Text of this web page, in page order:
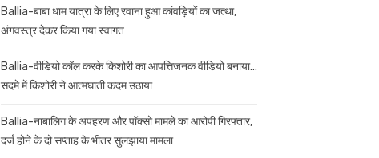
Ballia-बाबा धाम यात्रा के लिए रवाना हुआ कांवड़ियों का जत्था,
अंगवस्त्र देकर किया गया स्वागत
Ballia-वीडियो कॉल करके किशोरी का आपत्तिजनक वीडियो बनाया…
सदमे में किशोरी ने आत्मघाती कदम उठाया
Ballia-नाबालिग के अपहरण और पॉक्सो मामले का आरोपी गिरफ्तार,
दर्ज होने के दो सप्ताह के भीतर सुलझाया मामला